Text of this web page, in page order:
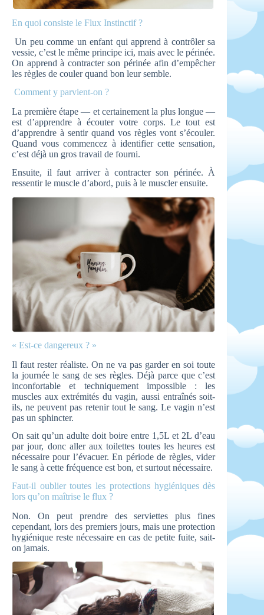
En quoi consiste le Flux Instinctif ?
Un peu comme un enfant qui apprend à contrôler sa
vessie, c’est le même principe ici, mais avec le périnée.
On apprend à contracter son périnée afin d’empêcher
les règles de couler quand bon leur semble.
Comment y parvient-on ?
La première étape — et certainement la plus longue —
est d’apprendre à écouter votre corps. Le tout est
d’apprendre à sentir quand vos règles vont s’écouler.
Quand vous commencez à identifier cette sensation,
c’est déjà un gros travail de fourni.
Ensuite, il faut arriver à contracter son périnée. À
ressentir le muscle d’abord, puis à le muscler ensuite.
« Est-ce dangereux ? »
Il faut rester réaliste. On ne va pas garder en soi toute
la journée le sang de ses règles. Déjà parce que c’est
inconfortable et techniquement impossible : les
muscles aux extrémités du vagin, aussi entraînés soit-
ils, ne peuvent pas retenir tout le sang. Le vagin n’est
pas un sphincter.
On sait qu’un adulte doit boire entre 1,5L et 2L d’eau
par jour, donc aller aux toilettes toutes les heures est
nécessaire pour l’évacuer. En période de règles, vider
le sang à cette fréquence est bon, et surtout nécessaire.
Faut-il oublier toutes les protections hygiéniques dès
lors qu’on maîtrise le flux ?
Non. On peut prendre des serviettes plus fines
cependant, lors des premiers jours, mais une protection
hygiénique reste nécessaire en cas de petite fuite, sait-
on jamais.